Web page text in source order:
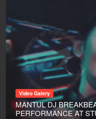
Video Galery
MANTUL DJ
PERFORMANCE AT